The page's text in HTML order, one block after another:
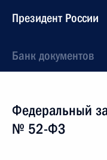
Президент России
Банк документов
Федеральный
№ 52-ФЗ